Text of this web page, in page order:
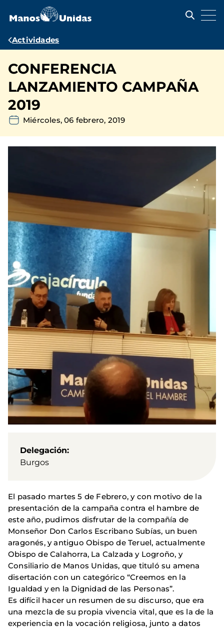
contenido
Ruta
navegación
Actividades
CONFERENCIA
LANZAMIENTO CAMPAÑA
2019
Miércoles, 06 febrero, 2019
Delegación
Burgos
El pasado martes 5 de Febrero, y con motivo de la
presentación de la campaña contra el hambre de
este año, pudimos disfrutar de la compañía de
Monseñor Don Carlos Escribano Subías, un buen
aragonés, y antiguo Obispo de Teruel, actualmente
Obispo de Calahorra, La Calzada y Logroño, y
Consiliario de Manos Unidas, que tituló su amena
disertación con un categórico “Creemos en la
Igualdad y en la Dignidad de las Personas”.
Es difícil hacer un resumen de su discurso, que era
una mezcla de su propia vivencia vital, que es la de la
experiencia en la vocación religiosa, junto a datos